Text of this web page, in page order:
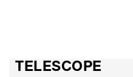
TELESCOPE